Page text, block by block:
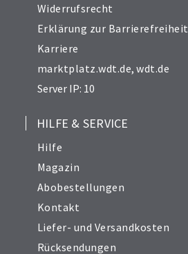
Widerrufsrecht
Erklärung zur Barrierefreiheit
Karriere
marktplatz.wdt.de,wdt.de
Server IP: 10
HILFE & SERVICE
Hilfe
Magazin
Abobestellungen
Kontakt
Liefer- und Versandkosten
Rücksendungen